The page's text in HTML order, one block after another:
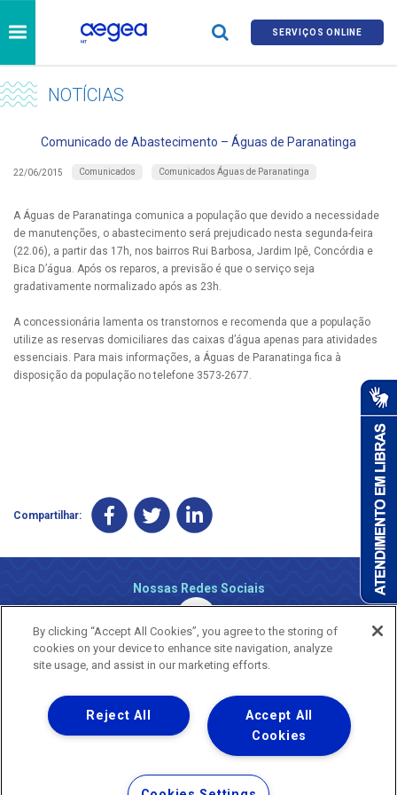
SERVIÇOS ONLINE
NOTÍCIAS
Comunicado de Abastecimento – Águas de Paranatinga
22/06/2015 Comunicados Comunicados Águas de Paranatinga
A Águas de Paranatinga comunica a população que devido a necessidade
de manutenções, o abastecimento será prejudicado nesta segunda-feira
(22.06), a partir das 17h, nos bairros Rui Barbosa, Jardim Ipê, Concórdia e
Bica D’água. Após os reparos, a previsão é que o serviço seja
gradativamente normalizado após as 23h.
A concessionária lamenta os transtornos e recomenda que a população
utilize as reservas domiciliares das caixas d’água apenas para atividades
essenciais. Para mais informações, a Águas de Paranatinga fica à
disposição da população no telefone 3573-2677.
Compartilhar:
Nossas Redes Sociais
Uma empresa
Copyright ® 2026 - Todos os Direitos Reservados.
Nossa natureza movimenta a vida
Termos Gerais de Uso de Sites e Aplicativos
By clicking “Accept All Cookies”, you agree to the storing of
cookies on your device to enhance site navigation, analyze
site usage, and assist in our marketing efforts.
Accept All
Cookies
Reject All